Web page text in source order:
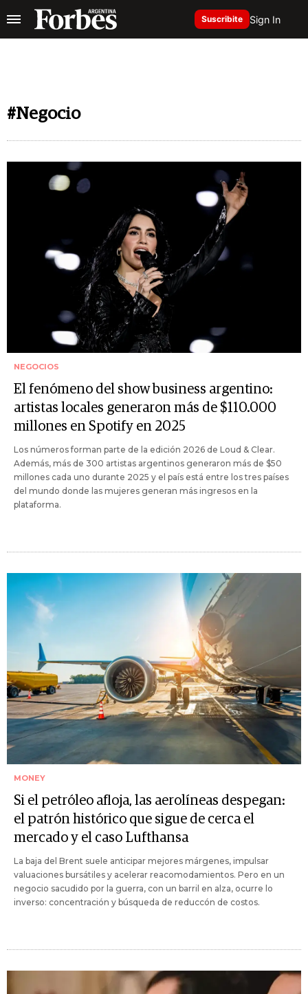
Suscribite Sign In
#Negocio
NEGOCIOS
El fenómeno del show business argentino:
artistas locales generaron más de $110.000
millones en Spotify en 2025
Los números forman parte de la edición 2026 de Loud & Clear.
Además, más de 300 artistas argentinos generaron más de $50
millones cada uno durante 2025 y el país está entre los tres países
del mundo donde las mujeres generan más ingresos en la
plataforma.
MONEY
Si el petróleo afloja, las aerolíneas despegan:
el patrón histórico que sigue de cerca el
mercado y el caso Lufthansa
La baja del Brent suele anticipar mejores márgenes, impulsar
valuaciones bursátiles y acelerar reacomodamientos. Pero en un
negocio sacudido por la guerra, con un barril en alza, ocurre lo
inverso: concentración y búsqueda de reduccón de costos.